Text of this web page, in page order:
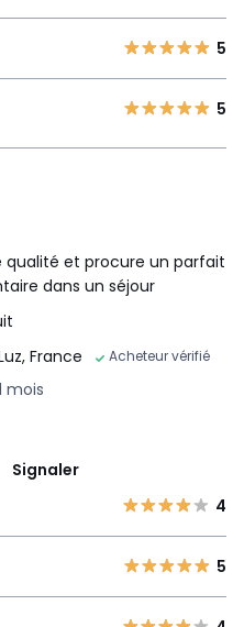
5
5
qualité et procure un parfait
dans un séjour
France Acheteur vérifié
mois
Signaler
4
5